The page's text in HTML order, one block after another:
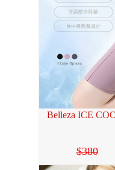
Belleza ICE
380